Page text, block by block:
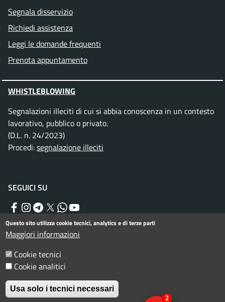
Segnala disservizio
Richiedi assistenza
Leggi le domande frequenti
Prenota appuntamento
WHISTLEBLOWING
Segnalazioni illeciti di cui si abbia conoscenza in un contesto
lavorativo, pubblico o privato.
(D.L. n. 24/2023)
Procedi:segnalazione illeciti
SEGUICI SU
Facebook
Instagram
Telegram
TwitterWhatsApp
Menu piè di pagina
Informativa privacy
Dichiarazione di accessibilità
© Comune di Rimini. Tutti i diritti riservati.
Questo sito utilizza cookie tecnici, analytics e di terze parti
Maggiori informazioni
Cookie tecnici
Cookie analitici
Usa solo i tecnici necessari
2